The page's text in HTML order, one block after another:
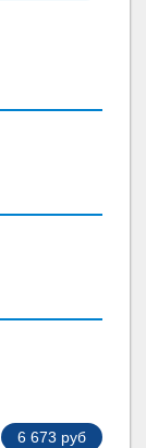
6 673 руб